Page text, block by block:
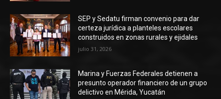
SEP y Sedatu firman convenio para dar
certeza jurídica a planteles escolares
construidos en zonas rurales y ejidales
julio 31, 2026
Marina y Fuerzas Federales detienen a
presunto operador financiero de un grupo
delictivo en Mérida, Yucatán